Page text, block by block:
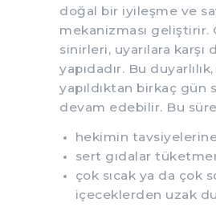
doğal bir iyileşme ve
mekanizması geliştirir.
sinirleri, uyarılara karşı
yapıdadır. Bu
yapıldıktan birkaç gün
devam edebilir. Bu
hekimin
sert gıdalar
çok sıcak ya da çok
içeceklerden uzak